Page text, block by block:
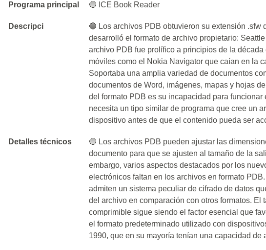
Programa principal 🔵 ICE Book Reader
Descripci
🔵 Los archivos PDB obtuvieron su extensión .sfw
desarrolló el formato de archivo propietario:
archivo PDB fue prolífico a principios de la
móviles como el Nokia Navigator que caían en la
Soportaba una amplia variedad de documentos
documentos de Word, imágenes, mapas y hojas
del formato PDB es su incapacidad para funcionar
necesita un tipo similar de programa que cree un
dispositivo antes de que el contenido pueda ser
Detalles técnicos
🔵 Los archivos PDB pueden ajustar las
documento para que se ajusten al tamaño de la
embargo, varios aspectos destacados por los
electrónicos faltan en los archivos en formato
admiten un sistema peculiar de cifrado de datos
del archivo en comparación con otros formatos. El
comprimible sigue siendo el factor esencial que
el formato predeterminado utilizado con
1990, que en su mayoría tenían una capacidad de